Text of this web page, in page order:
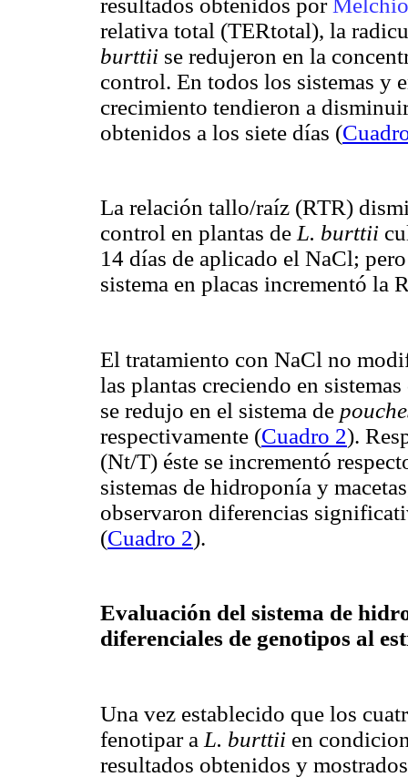
resultados obtenidos por
relativa total (TERtotal), la
burttii se redujeron en la
control. En todos los sistemas y
crecimiento tendieron a
obtenidos a los siete días (
La relación tallo/raíz (RTR)
control en plantas de L. burttii
14 días de aplicado el NaCl;
sistema en placas incrementó la
El tratamiento con NaCl no
las plantas creciendo en
se redujo en el sistema de
respectivamente (Cuadro 2).
(Nt/T) éste se incrementó
sistemas de hidroponía y
observaron diferencias
(Cuadro 2).
Evaluación del sistema de
diferenciales de genotipos al
Una vez establecido que los
fenotipar a L. burttii en
resultados obtenidos y